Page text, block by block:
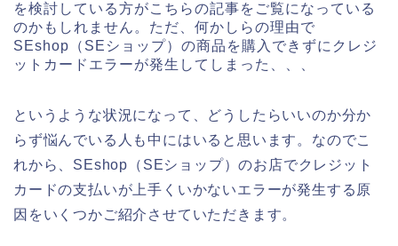
を検討している方がこちらの記事をご覧になっている
のかもしれません。ただ、何かしらの理由で
SEshop（SEショップ）の商品を購入できずにクレジ
ットカードエラーが発生してしまった、、、
というような状況になって、どうしたらいいのか分か
らず悩んでいる人も中にはいると思います。なのでこ
れから、SEshop（SEショップ）のお店でクレジット
カードの支払いが上手くいかないエラーが発生する原
因をいくつかご紹介させていただきます。